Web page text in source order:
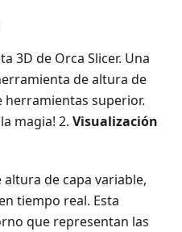
3D de Orca Slicer. Una
de altura de
herramientas superior.
magia! 2. Visualización
de capa variable,
tiempo real. Esta
que representan las